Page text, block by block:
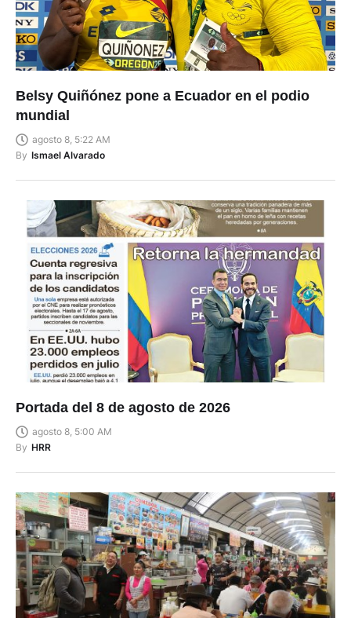
Belsy Quiñónez pone a Ecuador en el podio
mundial
agosto 8, 5:22 AM
By Ismael Alvarado
Portada del 8 de agosto de 2026
agosto 8, 5:00 AM
By HRR